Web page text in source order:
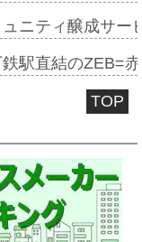
ュニティ醸成サ
駅直結のZEB=
TOP